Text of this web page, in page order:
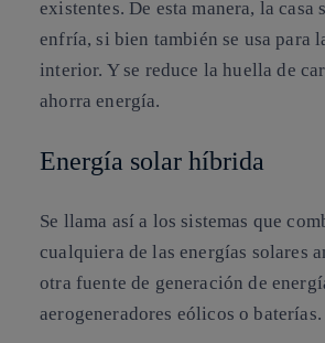
existentes. De esta manera, la casa
enfría, si bien también se usa para
interior. Y se reduce la huella de
ahorra energía.
Energía solar híbrida
Se llama así a los sistemas que
cualquiera de las energías solares
otra fuente de generación de
aerogeneradores eólicos o baterías.